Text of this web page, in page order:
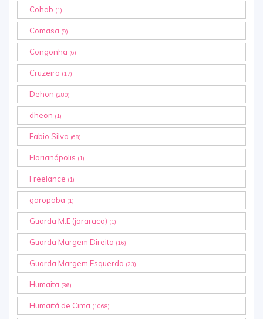
Cohab (1)
Comasa (9)
Congonha (6)
Cruzeiro (17)
Dehon (280)
dheon (1)
Fabio Silva (68)
Florianópolis (1)
Freelance (1)
garopaba (1)
Guarda M.E (jararaca) (1)
Guarda Margem Direita (16)
Guarda Margem Esquerda (23)
Humaita (36)
Humaitá de Cima (1068)